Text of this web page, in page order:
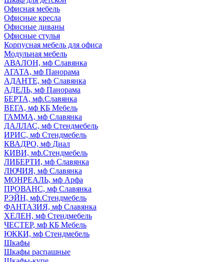
Офисная мебель
Офисные кресла
Офисные диваны
Офисные стулья
Корпусная мебель для офиса
Модульная мебель
АВАЛОН, мф Славянка
АГАТА, мф Панорама
АДАНТЕ, мф Славянка
АДЕЛЬ, мф Панорама
БЕРТА, мф.Славянка
ВЕГА, мф КБ Мебель
ГАММА, мф Славянка
ДАЛЛАС, мф Стендмебель
ИРИС, мф Стендмебель
КВАДРО, мф Диал
КИВИ, мф.Стендмебель
ЛИБЕРТИ, мф Славянка
ЛЮЧИЯ, мф Славянка
МОНРЕАЛЬ, мф Арфа
ПРОВАНС, мф Славянка
РЭЙН, мф.Стендмебель
ФАНТАЗИЯ, мф Славянка
ХЕЛЕН, мф Стендмебель
ЧЕСТЕР, мф КБ Мебель
ЮККИ, мф Стендмебель
Шкафы
Шкафы распашные